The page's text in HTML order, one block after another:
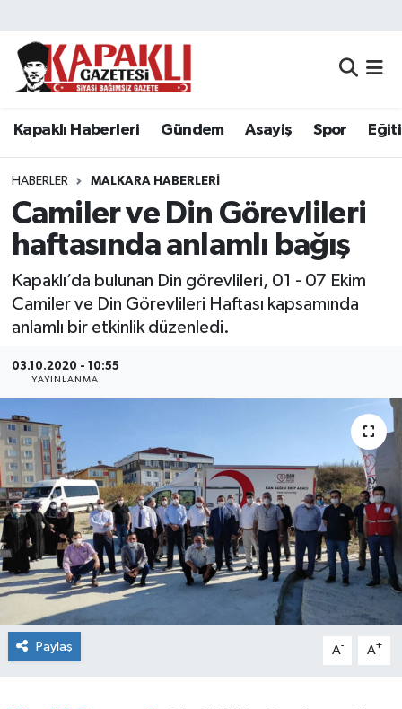
Kapaklı Haberleri Gündem Asayiş Spor
HABERLER MALKARA HABERLERI
Camiler ve Din Görevlileri
haftasında anlamlı bağış
Kapaklı’da bulunan Din görevlileri, 01 - 07 Ekim
Camiler ve Din Görevlileri Haftası kapsamında
anlamlı bir etkinlik düzenledi.
03.10.2020 - 10:55
YAYINLANMA
Paylaş A- A+
Kapaklı Haberleri
Asayiş
Spor
Eğitim
Siyaset
Ekonomi
Sağlık
Teknoloji
Yaşam
Tekirdağ Nöbetçi Eczaneler
Tekirdağ Namaz Vakitleri
Tekirdağ Trafik Yoğunluk Haritası
Süper Lig Puan Durumu ve Fikstür
Tüm Manşetler